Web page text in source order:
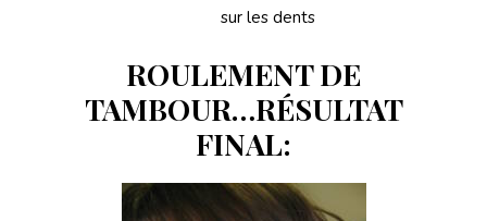
sur les dents
ROULEMENT DE
TAMBOUR…RÉSULTAT
FINAL: